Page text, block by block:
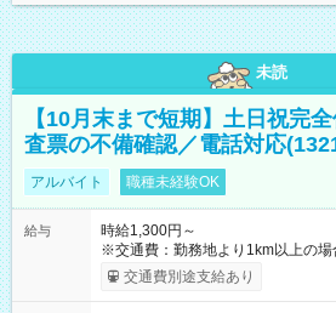
未読
【10月末まで短期】土日祝完
査票の不備確認／電話対応
アルバイト 職種未経験OK
給与
時給1,300円～
※交通費：勤務地より1km以上の場
2,500円/日） ※残業代：残業発生
給与変動なし ＜ 収入例 ＞ ■週5日勤務の場合… 月収22万8,800
交通費別途支給あり